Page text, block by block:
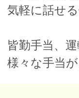
気軽に話せ
皆勤手当、
様々な手当